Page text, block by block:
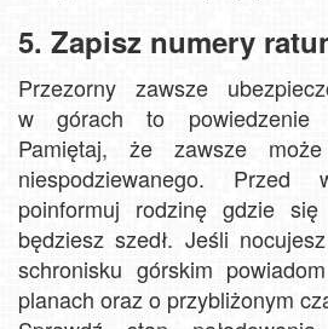
5. Zapisz numery
Przezorny zawsze
w górach to powiedzenie
Pamiętaj, że zawsze
niespodziewanego.
poinformuj rodzinę gdzie
będziesz szedł. Jeśli
schronisku górskim
planach oraz o przybliżonym